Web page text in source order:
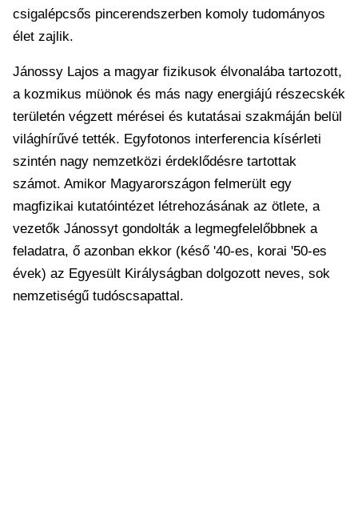
csigalépcsős pincerendszerben komoly tudományos
élet zajlik.
Jánossy Lajos a magyar fizikusok élvonalába tartozott,
a kozmikus müönok és más nagy energiájú részecskék
területén végzett mérései és kutatásai szakmáján belül
világhírűvé tették. Egyfotonos interferencia kísérleti
szintén nagy nemzetközi érdeklődésre tartottak
számot. Amikor Magyarországon felmerült egy
magfizikai kutatóintézet létrehozásának az ötlete, a
vezetők Jánossyt gondolták a legmegfelelőbbnek a
feladatra, ő azonban ekkor (késő '40-es, korai '50-es
évek) az Egyesült Királyságban dolgozott neves, sok
nemzetiségű tudóscsapattal.